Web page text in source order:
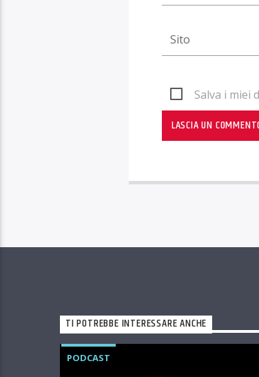
Salva i miei
TI POTREBBE INTERESSARE ANCHE
PODCAST